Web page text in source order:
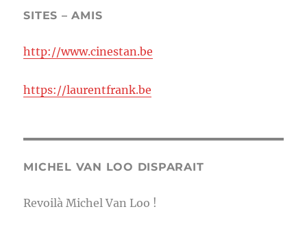
SITES – AMIS
http://www.cinestan.be
https://laurentfrank.be
MICHEL VAN LOO DISPARAIT
Revoilà Michel Van Loo !